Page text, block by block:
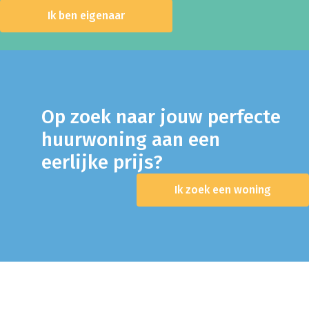
Ik ben eigenaar
Op zoek naar jouw perfecte
huurwoning aan een
eerlijke prijs?
Ik zoek een woning